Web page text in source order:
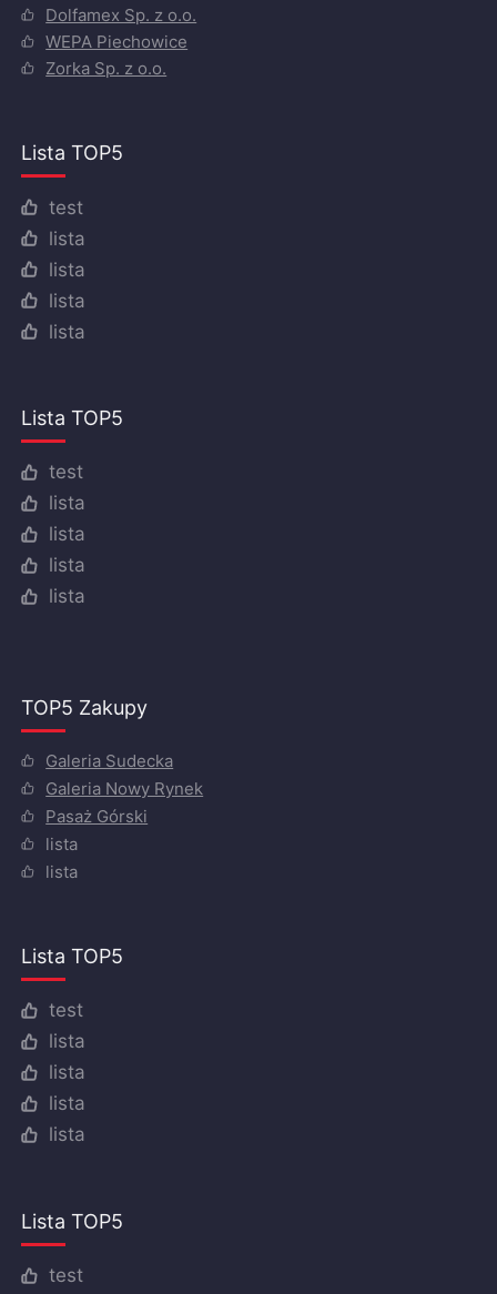
Dolfamex Sp. z o.o.
WEPA Piechowice
Zorka Sp. z o.o.
Lista TOP5
test
lista
lista
lista
lista
Lista TOP5
test
lista
lista
lista
lista
TOP5 Zakupy
Galeria Sudecka
Galeria Nowy Rynek
Pasaż Górski
lista
lista
Lista TOP5
test
lista
lista
lista
lista
Lista TOP5
test